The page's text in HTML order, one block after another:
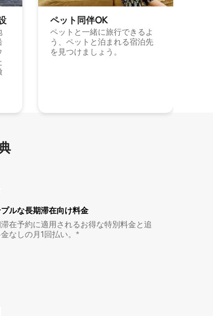
ペット同⁠伴OK
ペットと一緒に旅行できるよ
う、ペットと泊まれる宿泊先
を見つけましょう。
ルな長期滞在向け料金
在予約に適用されるお得な特別料金と追
なしの月1回払い。*